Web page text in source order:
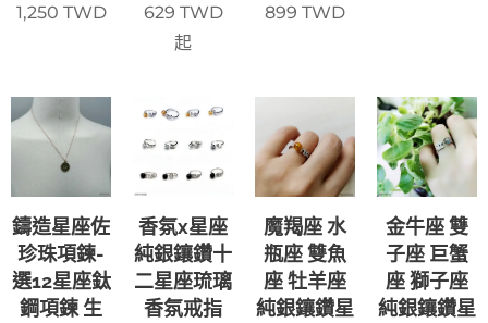
1,250 TWD 629 TWD
起
899 TWD
鑄造星座佐
珍珠項鍊-
選12星座鈦
鋼項鍊 生
香氛x星座
純銀鑲鑽十
二星座琉璃
香氛戒指
魔羯座 水
瓶座 雙魚
座 牡羊座
純銀鑲鑽星
金牛座 雙
子座 巨蟹
座 獅子座
純銀鑲鑽星